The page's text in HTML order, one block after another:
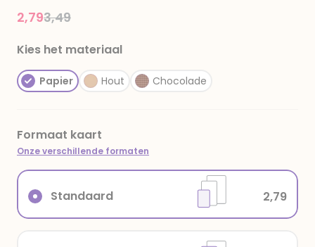
Price reduced from
3,49to
2,79
Kies het materiaal
Papier Hout Chocolade
Formaat kaart
Onze verschillende formaten
Standaard 2,79